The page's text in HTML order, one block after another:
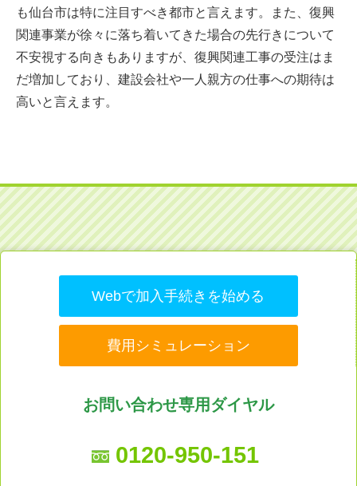
も仙台市は特に注目すべき都市と言えます。また、復興
関連事業が徐々に落ち着いてきた場合の先行きについて
不安視する向きもありますが、復興関連工事の受注はま
だ増加しており、建設会社や一人親方の仕事への期待は
高いと言えます。
Webで加入手続きを始める
費用シミュレーション
お問い合わせ専用ダイヤル
0120-950-151